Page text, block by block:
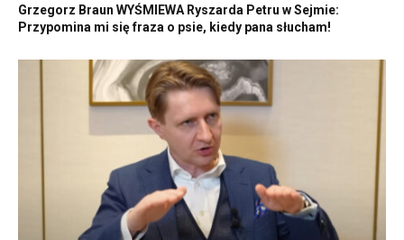
Grzegorz Braun WYŚMIEWA Ryszarda Petru w Sejmie:
Przypomina mi się fraza o psie, kiedy pana słucham!